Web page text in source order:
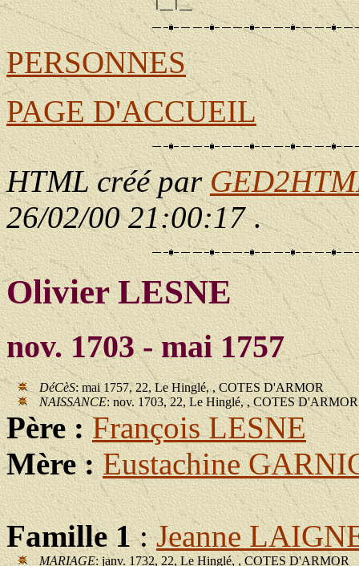
PERSONNES
PAGE D'ACCUEIL
HTML créé par
26/02/00 21:00:17.
Olivier LESNE
nov. 1703 - mai 1757
DéCèS: mai 1757, 22, Le Hinglé, , COTES D'ARMOR
NAISSANCE: nov. 1703, 22, Le Hinglé, , COTES D'ARMOR
Père :François LESNE
Mère :Eustachine
Famille 1:Jeanne
MARIAGE: janv. 1732, 22, Le Hinglé, , COTES D'ARMOR